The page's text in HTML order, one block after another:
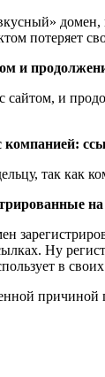
домен, и
потеряет
и
сайтом, и
компанией:
так как
Ну
в
причиной